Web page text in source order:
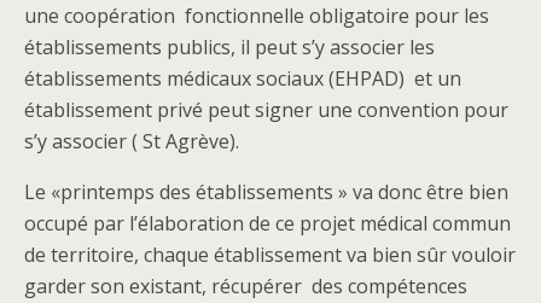
une coopération fonctionnelle obligatoire pour les
établissements publics, il peut s’y associer les
établissements médicaux sociaux (EHPAD) et un
établissement privé peut signer une convention pour
s’y associer ( St Agrève).
Le «printemps des établissements » va donc être bien
occupé par l’élaboration de ce projet médical commun
de territoire, chaque établissement va bien sûr vouloir
garder son existant, récupérer des compétences